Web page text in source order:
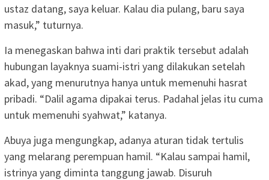
ustaz datang, saya keluar. Kalau dia pulang, baru saya
masuk,” tuturnya.
Ia menegaskan bahwa inti dari praktik tersebut adalah
hubungan layaknya suami-istri yang dilakukan setelah
akad, yang menurutnya hanya untuk memenuhi hasrat
pribadi. “Dalil agama dipakai terus. Padahal jelas itu cuma
untuk memenuhi syahwat,” katanya.
Abuya juga mengungkap, adanya aturan tidak tertulis
yang melarang perempuan hamil. “Kalau sampai hamil,
istrinya yang diminta tanggung jawab. Disuruh